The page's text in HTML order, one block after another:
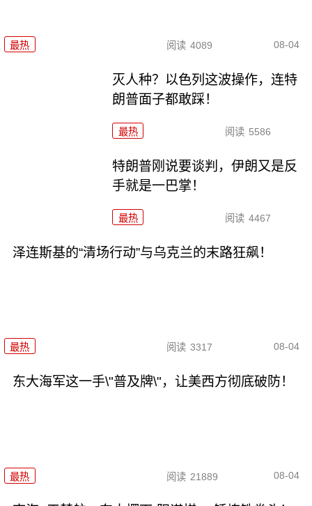
最热 阅读 4089 08-04
灭人种？以色列这波操作，连特
朗普面子都敢踩！
最热 阅读 5586
特朗普刚说要谈判，伊朗又是反
手就是一巴掌！
最热 阅读 4467
泽连斯基的“清场行动”与乌克兰的末路狂飙！
最热 阅读 3317 08-04
东大海军这一手\"普及牌\"，让美西方彻底破防！
最热 阅读 21889 08-04